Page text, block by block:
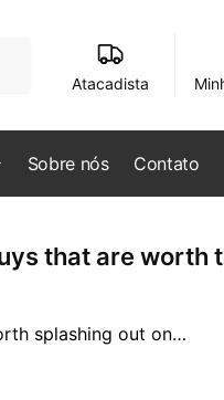
Atacadista
Sobre nós Contato
that are worth
splashing out on…